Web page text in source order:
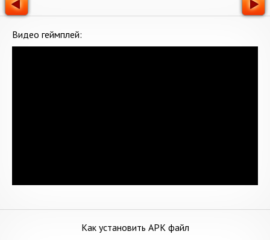
Видео геймплей:
Как установить APK файл